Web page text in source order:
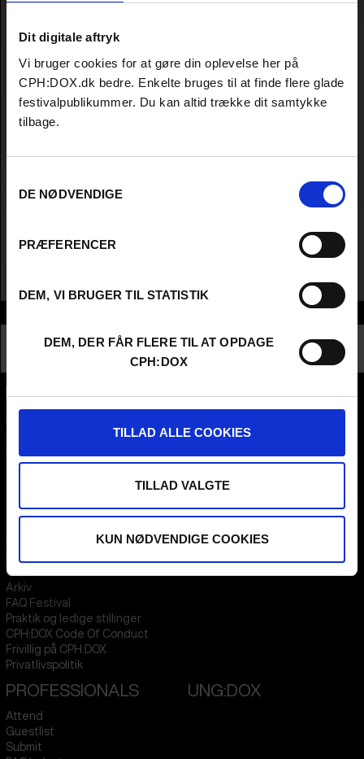
Dit digitale aftryk
Vi bruger cookies for at gøre din oplevelse her på
CPH:DOX.dk bedre. Enkelte bruges til at finde flere glade
festivalpublikummer. Du kan altid trække dit samtykke
tilbage.
DE NØDVENDIGE
PRÆFERENCER
DEM, VI BRUGER TIL STATISTIK
DEM, DER FÅR FLERE TIL AT OPDAGE
CPH:DOX
TILLAD ALLE COOKIES
TILLAD VALGTE
KUN NØDVENDIGE COOKIES
Nationalitet
Poland
Higher Education - Student
CPH:DOX
Denmark
FESTIVAL 2026 DA
Om os
Arkiv
FAQ Festival
Praktik og ledige stillinger
CPH:DOX Code Of Conduct
Frivillig på CPH:DOX
Privatlivspolitik
STREAMING
KLUB:DOX
PROFESSIONALS
Attend
Guestlist
Submit
UNG:DOX